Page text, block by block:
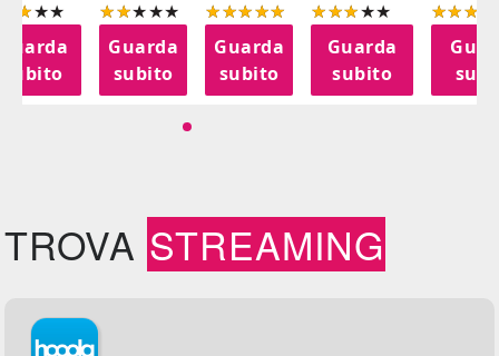
subito
Guarda
subito
Guarda
subito
Guarda
subito
TROVA STREAMING